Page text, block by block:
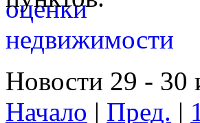
Новости 29 - 30
Начало | Пред. |